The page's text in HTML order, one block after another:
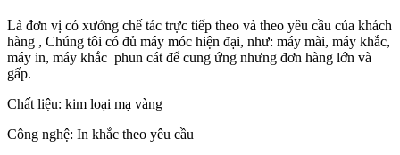
Là đơn vị có xưởng chế tác trực tiếp theo và theo yêu cầu của khách
hàng , Chúng tôi có đủ máy móc hiện đại, như: máy mài, máy khắc,
máy in, máy khắc phun cát để cung ứng nhưng đơn hàng lớn và
gấp.
Chất liệu: kim loại mạ vàng
Công nghệ: In khắc theo yêu cầu